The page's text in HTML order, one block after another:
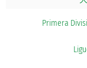
Primera